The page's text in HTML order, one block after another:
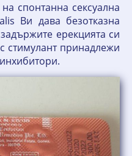
спонтанна сексуална
Ви дава безотказна
ерекцията си
стимулант принадлежи